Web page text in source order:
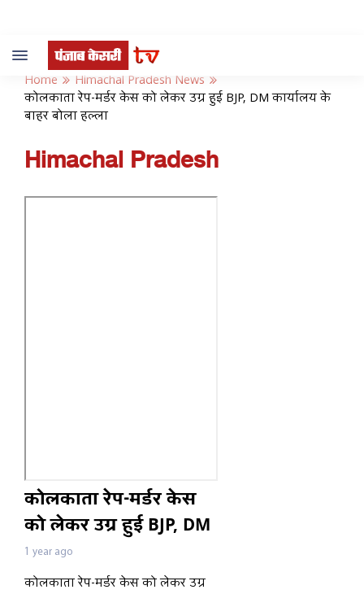
Toggle
navigation
Home
Himachal Pradesh News
कोलकाता रेप-मर्डर केस को लेकर उग्र हुई BJP, DM कार्यालय के
बाहर बोला हल्ला
Himachal Pradesh
कोलकाता रेप-मर्डर केस
को लेकर उग्र हुई BJP, DM
कार्यालय के बाहर बोला
हल्ला
1 year ago
कोलकाता रेप-मर्डर केस को लेकर उग्र